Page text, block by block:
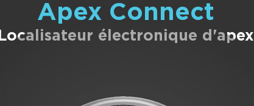
Apex Connect
Localisateur électronique d'apex